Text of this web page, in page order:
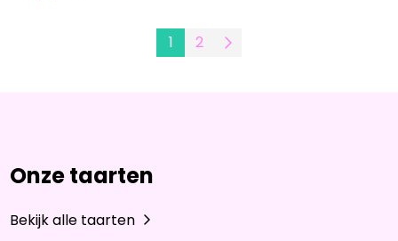
1 2
Onze taarten
Bekijk alle taarten